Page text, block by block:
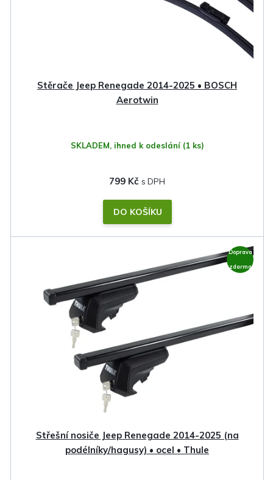
Stěrače Jeep Renegade 2014-2025 • BOSCH
Aerotwin
SKLADEM, ihned k odeslání (1 ks)
799 Kč
DO KOŠÍKU
Doprava
zdarma
Střešní nosiče Jeep Renegade 2014-2025 (na
podélníky/hagusy) • ocel • Thule